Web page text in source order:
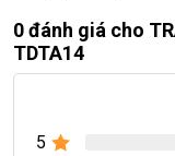
0 đánh giá cho
TDTA14
5